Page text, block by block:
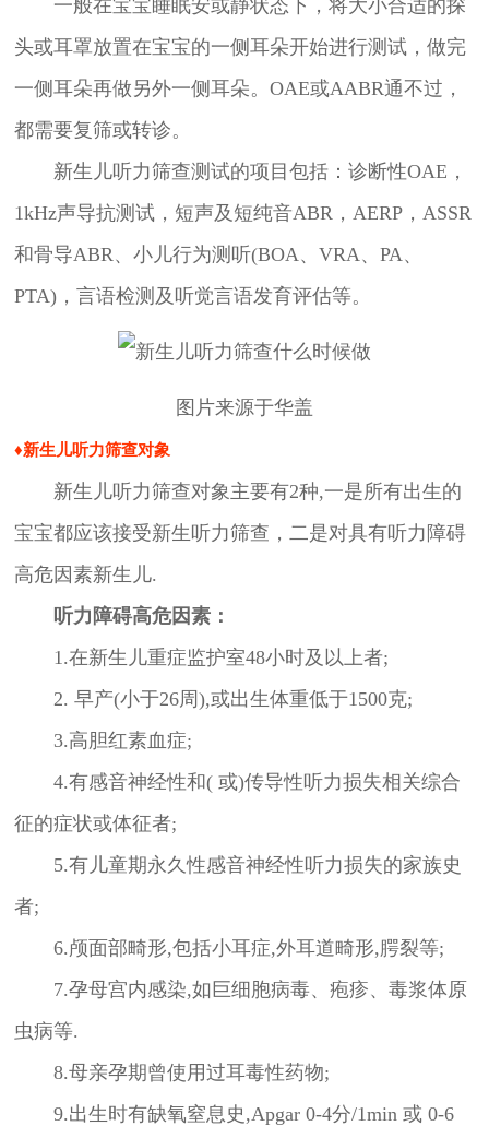
一般在宝宝睡眠安或静状态下，将大小合适的探
头或耳罩放置在宝宝的一侧耳朵开始进行测试，做完
一侧耳朵再做另外一侧耳朵。OAE或AABR通不过，
都需要复筛或转诊。
新生儿听力筛查测试的项目包括：诊断性OAE，
1kHz声导抗测试，短声及短纯音ABR，AERP，ASSR
和骨导ABR、小儿行为测听(BOA、VRA、PA、
PTA)，言语检测及听觉言语发育评估等。
图片来源于华盖
♦新生儿听力筛查对象
新生儿听力筛查对象主要有2种,一是所有出生的
宝宝都应该接受新生听力筛查，二是对具有听力障碍
高危因素新生儿.
听力障碍高危因素：
1.在新生儿重症监护室48小时及以上者;
2. 早产(小于26周),或出生体重低于1500克;
3.高胆红素血症;
4.有感音神经性和( 或)传导性听力损失相关综合
征的症状或体征者;
5.有儿童期永久性感音神经性听力损失的家族史
者;
6.颅面部畸形,包括小耳症,外耳道畸形,腭裂等;
7.孕母宫内感染,如巨细胞病毒、疱疹、毒浆体原
虫病等.
8.母亲孕期曾使用过耳毒性药物;
9.出生时有缺氧窒息史,Apgar 0-4分/1min 或 0-6